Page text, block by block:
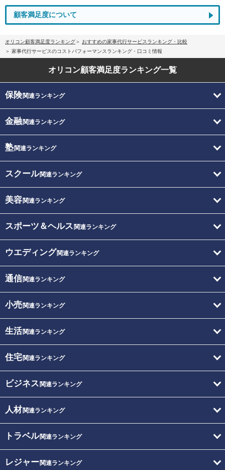
顧客満足度について
オリコン顧客満足度ランキング
おすすめの家事代行サービスランキング・比較
家事代行サービスのコストパフォーマンスランキング・口コミ情報
オリコン顧客満足度ランキング一覧
保険関連ランキング
金融関連ランキング
塾関連ランキング
スクール関連ランキング
美容関連ランキング
スポーツ＆ヘルス 関連ランキング
ウエディング関連ランキング
通信関連ランキング
小売関連ランキング
生活関連ランキング
住宅関連ランキング
ビジネス 関連ランキング
人材関連ランキング
トラベル関連ランキング
レジャー関連ランキング